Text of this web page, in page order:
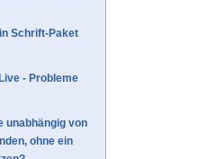
Schrift-Paket
- Probleme
unabhängig von
ohne ein